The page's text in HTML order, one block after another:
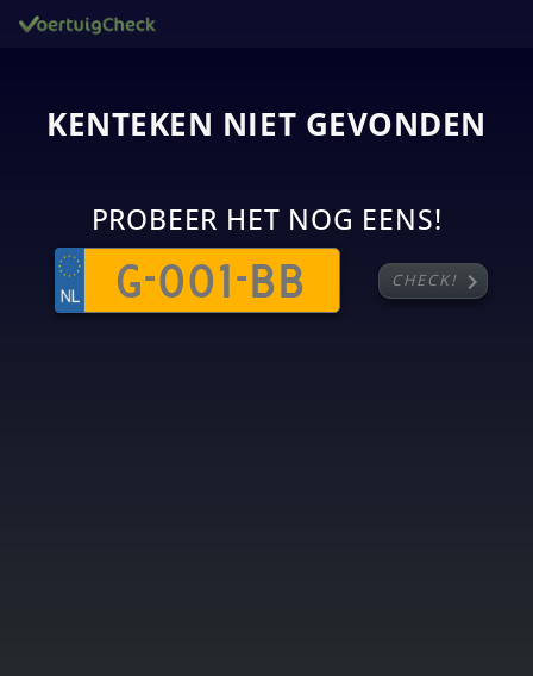
KENTEKEN NIET GEVONDEN
PROBEER HET NOG EENS!
CHECK! chevron_right